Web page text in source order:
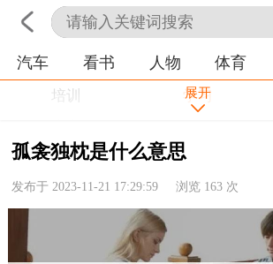
首页 科技 生活
汽车 看书 人物 体育
培训 学习
农业
命理
健康
历史
展开
孤衾独枕是什么意思
发布于 2023-11-21 17:29:59 浏览 163 次